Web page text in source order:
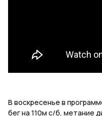
В воскресенье в
бег на 110м с/б, метание